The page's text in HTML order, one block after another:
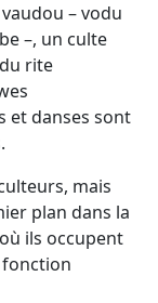
– vodu
–, un culte
rite
et danses sont
mais
plan dans la
ils occupent
fonction